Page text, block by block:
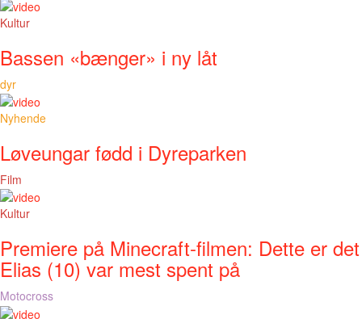
Kultur
Bassen «bænger» i ny låt
dyr
Nyhende
Løveungar fødd i Dyreparken
Film
Kultur
Premiere på Minecraft-filmen: Dette er det
Elias (10) var mest spent på
Motocross